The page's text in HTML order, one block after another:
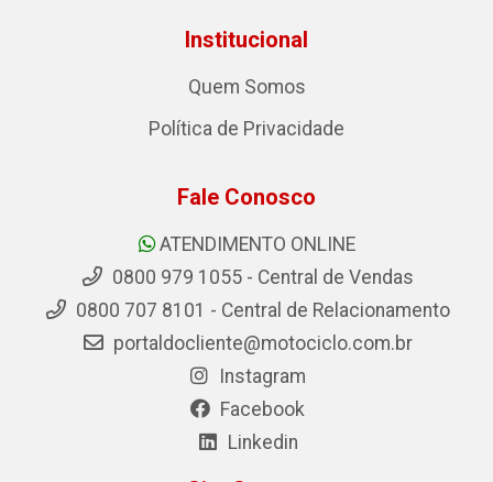
Institucional
Quem Somos
Política de Privacidade
Fale Conosco
ATENDIMENTO ONLINE
0800 979 1055 - Central de Vendas
0800 707 8101 - Central de Relacionamento
portaldocliente@motociclo.com.br
Instagram
Facebook
Linkedin